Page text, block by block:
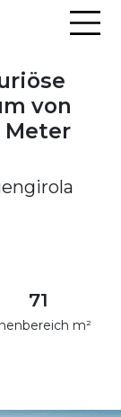
von
Meter
71
m²